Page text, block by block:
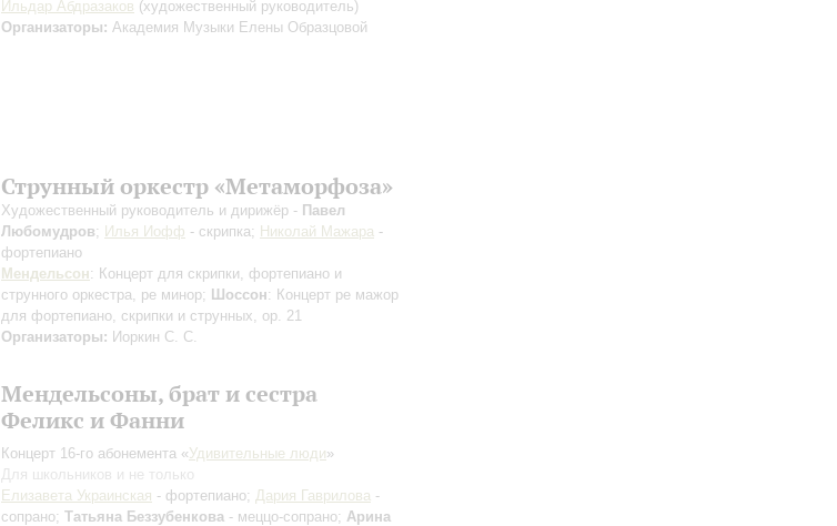
Ильдар Абдразаков (художественный руководитель)
Организаторы: Академия Музыки Елены Образцовой
Струнный оркестр «Метаморфоза»
Художественный руководитель и дирижёр - Павел
Любомудров; Илья Иофф - скрипка; Николай Мажара -
фортепиано
Мендельсон: Концерт для скрипки, фортепиано и
струнного оркестра, ре минор; Шоссон: Концерт ре мажор
для фортепиано, скрипки и струнных, op. 21
Организаторы: Иоркин С. С.
Мендельсоны, брат и сестра
Феликс и Фанни
Концерт 16-го абонемента «Удивительные люди»
Для школьников и не только
Елизавета Украинская - фортепиано; Дария Гаврилова -
сопрано; Татьяна Беззубенкова - меццо-сопрано; Арина